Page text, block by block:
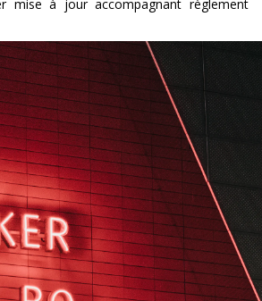
mise à jour accompagnant règlement